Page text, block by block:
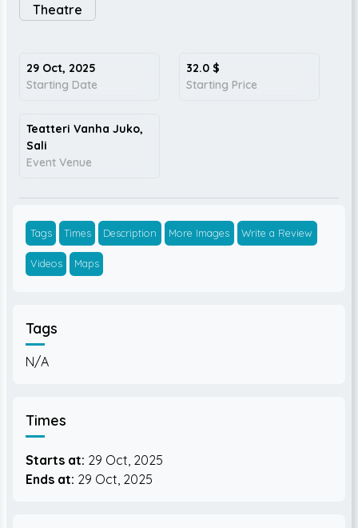
Theatre
29 Oct, 2025
Starting Date
32.0 $
Starting Price
Teatteri Vanha Juko,
Sali
Event Venue
Tags Times Description More Images Write a Review
Videos Maps
Tags
N/A
Times
Starts at: 29 Oct, 2025
Ends at: 29 Oct, 2025